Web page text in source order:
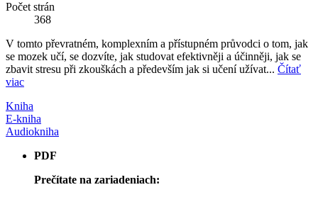
Počet strán
368
V tomto převratném, komplexním a přístupném průvodci o tom, jak
se mozek učí, se dozvíte, jak studovat efektivněji a účinněji, jak se
zbavit stresu při zkouškách a především jak si učení užívat... Čítať
viac
Kniha
E-kniha
Audiokniha
PDF
Prečítate na zariadeniach: